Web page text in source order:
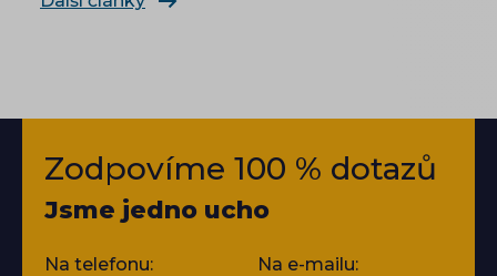
Zodpovíme 100 % dotazů
Jsme jedno ucho
Na telefonu:
Na e-mailu: